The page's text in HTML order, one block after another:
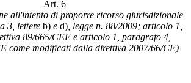
Art. 6
all'intento di proporre ricorso giurisdizionale
3, lettere b) e d) , legge n. 88/2009; articolo 1,
89/665/CEE e articolo 1, paragrafo 4,
come modificati dalla direttiva 2007/66/CE)